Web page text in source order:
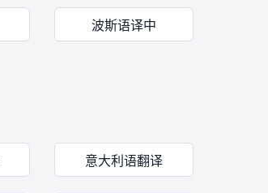
波斯语译中
意大利语翻译